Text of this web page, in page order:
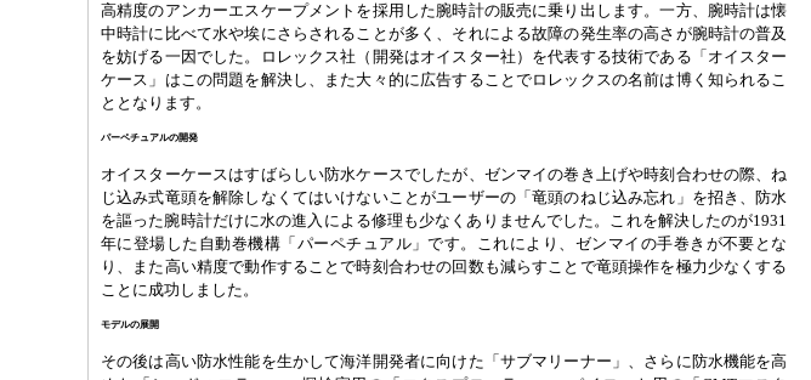
高精度のアンカーエスケープメントを採用した腕時計の販売に乗り出します。一方、腕時計は懐
中時計に比べて水や埃にさらされることが多く、それによる故障の発生率の高さが腕時計の普及
を妨げる一因でした。ロレックス社（開発はオイスター社）を代表する技術である「オイスター
ケース」はこの問題を解決し、また大々的に広告することでロレックスの名前は博く知られるこ
ととなります。
パーペチュアルの開発
オイスターケースはすばらしい防水ケースでしたが、ゼンマイの巻き上げや時刻合わせの際、ね
じ込み式竜頭を解除しなくてはいけないことがユーザーの「竜頭のねじ込み忘れ」を招き、防水
を謳った腕時計だけに水の進入による修理も少なくありませんでした。これを解決したのが1931
年に登場した自動巻機構「パーペチュアル」です。これにより、ゼンマイの手巻きが不要とな
り、また高い精度で動作することで時刻合わせの回数も減らすことで竜頭操作を極力少なくする
ことに成功しました。
モデルの展開
その後は高い防水性能を生かして海洋開発者に向けた「サブマリーナー」、さらに防水機能を高